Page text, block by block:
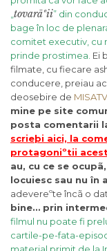
tovarãºii” din
bage în loc de
comitet executiv, cu
prinde prostimea. Ei
filmate, cu fiecare
conducere, preiau
deosebire de
mine pe site
posta comentarii
scrieþi aici, la
protagoniºtii
au, cu ce se
locuiesc sau nu în
adevereºte încã o
bine… prin
filmul nu poate fi
cartile-pe-fata-